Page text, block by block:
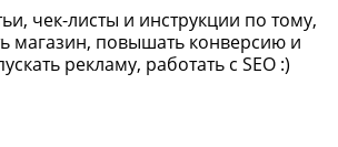
чек-листы и инструкции по тому,
магазин, повышать конверсию и
рекламу, работать с SEO :)